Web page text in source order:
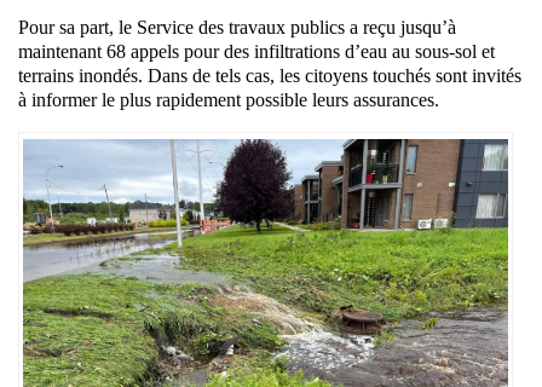
Pour sa part, le Service des travaux publics a reçu jusqu’à
maintenant 68 appels pour des infiltrations d’eau au sous-sol et
terrains inondés. Dans de tels cas, les citoyens touchés sont invités
à informer le plus rapidement possible leurs assurances.